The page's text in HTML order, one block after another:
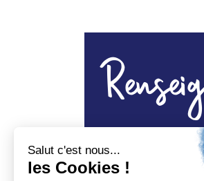
Spécialité
Spécialité
Spécialité Spa :